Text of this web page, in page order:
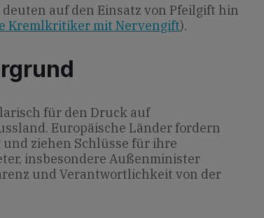
auf den Einsatz von Pfeilgift hin
Kremlkritiker mit Nervengift).
für den Druck auf
Europäische Länder fordern
ziehen Schlüsse für ihre
insbesondere Außenminister
und Verantwortlichkeit von der